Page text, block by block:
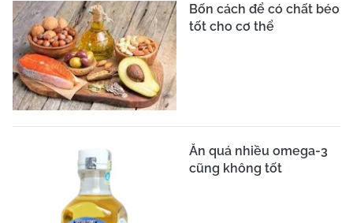
Bốn cách để có chất béo
tốt cho cơ thể
Ăn quá nhiều omega-3
cũng không tốt